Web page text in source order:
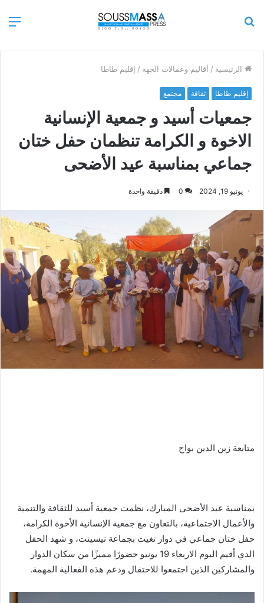
الرئيسية / أقاليم وعمالات الجهة / إقليم طاطا
إقليم طاطا ثقافة مجتمع
جمعيات أسيد و جمعية الإنسانية
الاخوة و الكرامة تنظمان حفل ختان
جماعي بمناسبة عيد الأضحى
يونيو 19, 2024 0 دقيقة واحدة
متابعة زين الدين بواح
بمناسبة عيد الأضحى المبارك، نظمت جمعية أسيد للثقافة والتنمية
والأعمال الاجتماعية، بالتعاون مع جمعية الإنسانية الأخوة الكرامة،
حفل ختان جماعي في دوار تغيت بجماعة تيسينت، و شهد الحفل
الذي أقيم اليوم الاربعاء 19 يونيو حضورًا مميزًا من سكان الدوار
والمشاركين الذين اجتمعوا للاحتفال ودعم هذه الفعالية المهمة.